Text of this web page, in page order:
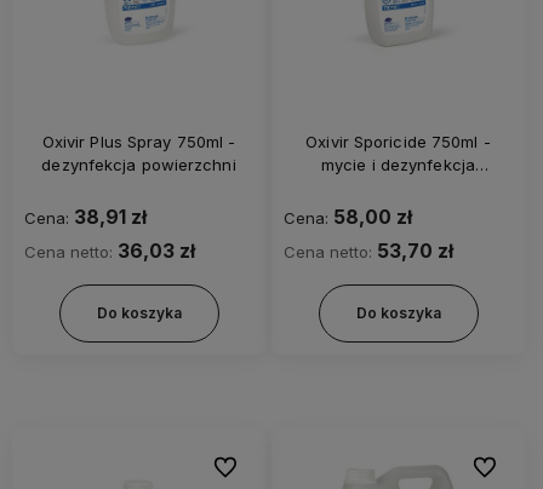
Oxivir Plus Spray 750ml -
dezynfekcja powierzchni
Cena: 38,91 zł
Cena netto: 36,03 zł
Do koszyka
Oxivir Sporicide 750ml -
mycie i dezynfekcja
Cena: 58,00 zł
Cena netto: 53,70 zł
Do koszyka
Do ulubionych Do